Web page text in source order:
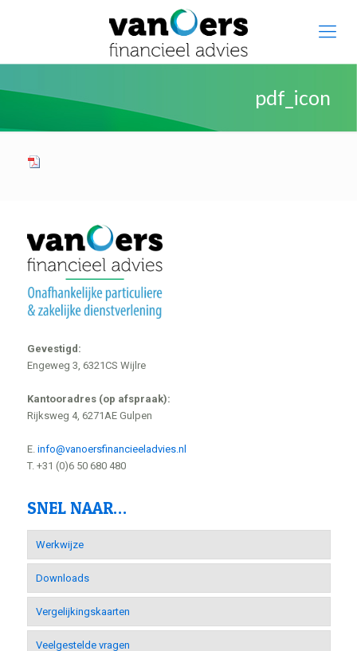
pdf_icon
Gevestigd:
Engeweg 3, 6321CS Wijlre
Kantooradres (op afspraak):
Rijksweg 4, 6271AE Gulpen
E. info@vanoersfinancieeladvies.nl
T. +31 (0)6 50 680 480
SNEL NAAR…
Werkwijze
Downloads
Vergelijkingskaarten
Veelgestelde vragen